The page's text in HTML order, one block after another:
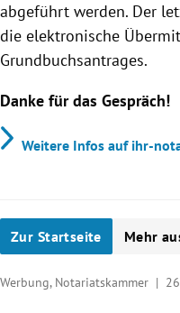
abgeführt werden. Der
die elektronische
Grundbuchsantrages.
Danke für das Gespräch!
Weitere Infos auf ihr-
Zur Startseite Mehr
Werbung, Notariatskammer |